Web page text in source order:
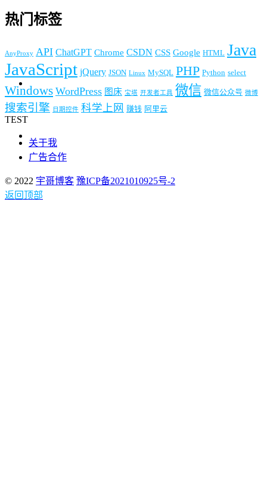
热门标签
AnyProxy API ChatGPT Chrome CSDN CSS Google HTML Java
JavaScript jQuery JSON Linux MySQL PHP Python select
Windows WordPress 图床 宝塔 开发者工具 微信 微信公众号 微博
搜索引擎 日期控件 科学上网 赚钱 阿里云
TEST
关于我
广告合作
© 2022 宇哥博客 豫ICP备2021010925号-2
返回顶部